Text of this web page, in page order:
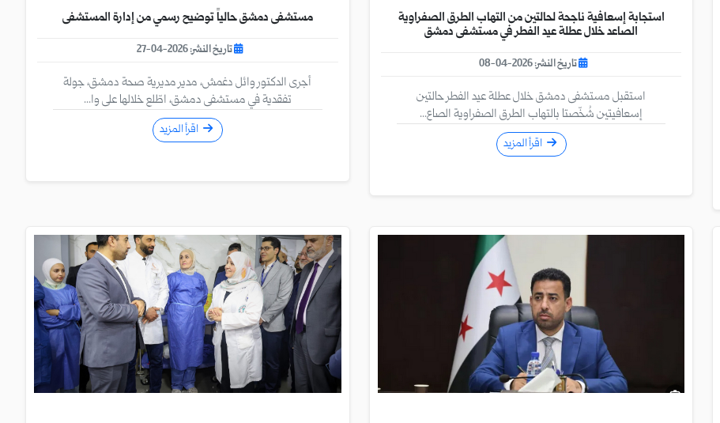
استجابة إسعافية ناجحة لحالتين من التهاب الطرق الصفراوية
الصاعد خلال عطلة عيد الفطر في مستشفى دمشق
تاريخ النشر: 2026-04-08
استقبل مستشفى دمشق خلال عطلة عيد الفطر حالتين
إسعافيتين شُخّصتا بالتهاب الطرق الصفراوية الصاع...
اقرأ المزيد
مستشفى دمشق حالياً توضيح رسمي من إدارة المستشفى
تاريخ النشر: 2026-04-27
أجرى الدكتور وائل دغمش، مدير مديرية صحة دمشق، جولة
تفقدية في مستشفى دمشق، اطّلع خلالها على وا...
اقرأ المزيد